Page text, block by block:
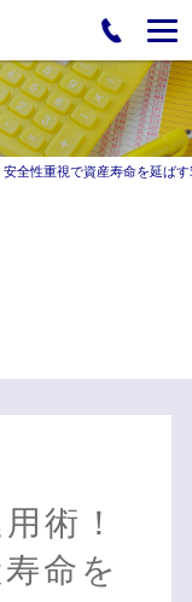
全性重視で資産寿命を延ば
術！
命を